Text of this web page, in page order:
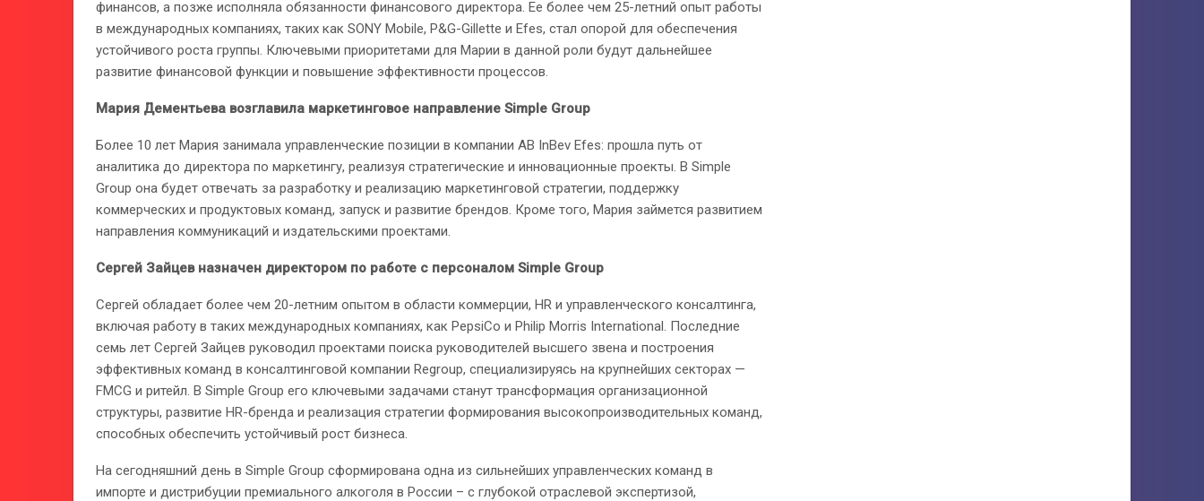
финансов, а позже исполняла обязанности финансового директора. Ее более чем 25-летний опыт работы
в международных компаниях, таких как SONY Mobile, P&G-Gillette и Efes, стал опорой для обеспечения
устойчивого роста группы. Ключевыми приоритетами для Марии в данной роли будут дальнейшее
развитие финансовой функции и повышение эффективности процессов.
Мария Дементьева возглавила маркетинговое направление Simple Group
Более 10 лет Мария занимала управленческие позиции в компании AB InBev Efes: прошла путь от
аналитика до директора по маркетингу, реализуя стратегические и инновационные проекты. В Simple
Group она будет отвечать за разработку и реализацию маркетинговой стратегии, поддержку
коммерческих и продуктовых команд, запуск и развитие брендов. Кроме того, Мария займется развитием
направления коммуникаций и издательскими проектами.
Сергей Зайцев назначен директором по работе с персоналом Simple Group
Сергей обладает более чем 20-летним опытом в области коммерции, HR и управленческого консалтинга,
включая работу в таких международных компаниях, как PepsiCo и Philip Morris International. Последние
семь лет Сергей Зайцев руководил проектами поиска руководителей высшего звена и построения
эффективных команд в консалтинговой компании Regroup, специализируясь на крупнейших секторах —
FMCG и ритейл. В Simple Group его ключевыми задачами станут трансформация организационной
структуры, развитие HR-бренда и реализация стратегии формирования высокопроизводительных команд,
способных обеспечить устойчивый рост бизнеса.
На сегодняшний день в Simple Group сформирована одна из сильнейших управленческих команд в
импорте и дистрибуции премиального алкоголя в России – с глубокой отраслевой экспертизой,